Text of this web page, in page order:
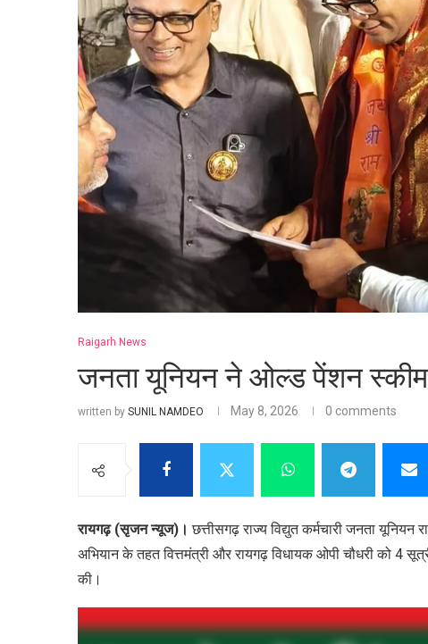
Raigarh News
जनता यूनियन ने ओल्ड पेंशन स्कीम
written by SUNIL NAMDEO May 8, 2026 0 comments
रायगढ़ (सृजन न्यूज)। छत्तीसगढ़ राज्य विद्युत कर्मचारी जनता यूनियन
अभियान के तहत वित्तमंत्री और रायगढ़ विधायक ओपी चौधरी को 4
की।